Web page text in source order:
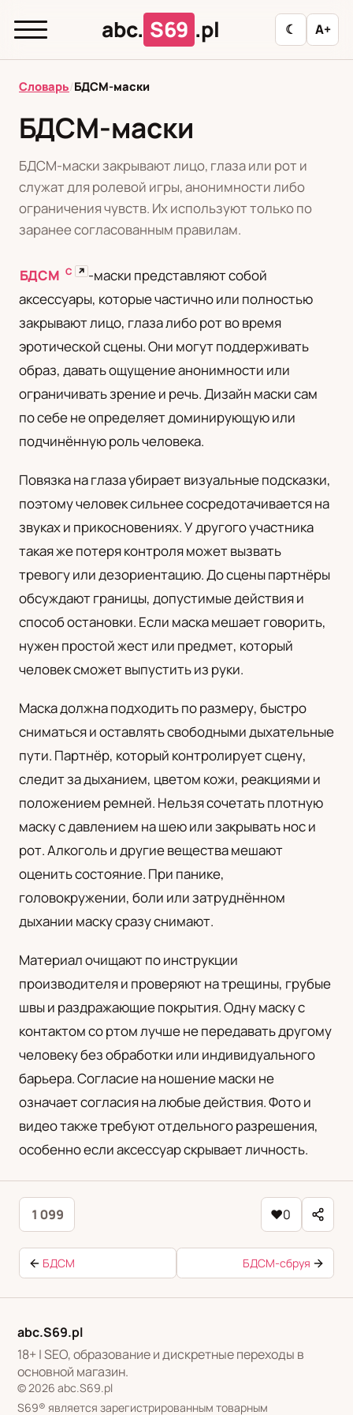
abc. S69 .pl ☾ A+
abc.
Л
М Н О П Р С Т
У
Ф
Ц Ш Э
Редакционная политика
Polski
RU
Русский
UA
Українська
Словарь/БДСМ-маски
БДСМ-маски
БДСМ-маски закрывают лицо, глаза или рот и
служат для ролевой игры, анонимности либо
ограничения чувств. Их используют только по
заранее согласованным правилам.
БДСМ С ↗ -маски представляют собой
аксессуары, которые частично или полностью
закрывают лицо, глаза либо рот во время
эротической сцены. Они могут поддерживать
образ, давать ощущение анонимности или
ограничивать зрение и речь. Дизайн маски сам
по себе не определяет доминирующую или
подчинённую роль человека.
Повязка на глаза убирает визуальные подсказки,
поэтому человек сильнее сосредотачивается на
звуках и прикосновениях. У другого участника
такая же потеря контроля может вызвать
тревогу или дезориентацию. До сцены партнёры
обсуждают границы, допустимые действия и
способ остановки. Если маска мешает говорить,
нужен простой жест или предмет, который
человек сможет выпустить из руки.
Маска должна подходить по размеру, быстро
сниматься и оставлять свободными дыхательные
пути. Партнёр, который контролирует сцену,
следит за дыханием, цветом кожи, реакциями и
положением ремней. Нельзя сочетать плотную
маску с давлением на шею или закрывать нос и
рот. Алкоголь и другие вещества мешают
оценить состояние. При панике,
головокружении, боли или затруднённом
дыхании маску сразу снимают.
Материал очищают по инструкции
производителя и проверяют на трещины, грубые
швы и раздражающие покрытия. Одну маску с
контактом со ртом лучше не передавать другому
человеку без обработки или индивидуального
барьера. Согласие на ношение маски не
означает согласия на любые действия. Фото и
видео также требуют отдельного разрешения,
особенно если аксессуар скрывает личность.
1 099 ♥0
БДСМ БДСМ-сбруя
abc.S69.pl
18+ | SEO, образование и дискретные переходы в
основной магазин.
© 2026 abc.S69.pl
S69® является зарегистрированным товарным